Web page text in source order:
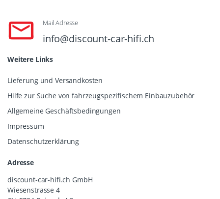
Mail Adresse
info@discount-car-hifi.ch
Weitere Links
Lieferung und Versandkosten
Hilfe zur Suche von fahrzeugspezifischem Einbauzubehör
Allgemeine Geschäftsbedingungen
Impressum
Datenschutzerklärung
Adresse
discount-car-hifi.ch GmbH
Wiesenstrasse 4